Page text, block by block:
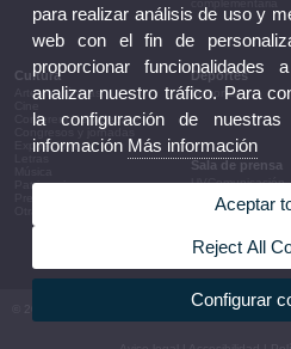
Cultura
Artes escénicas
Conferencias y debates
Congresos y jornadas
Exposiciones
Patrimonio
Deportes
Deportes
Sala de prensa
UVComunicación
Notas de prensa
Agenda de
Información
© 2026 UV. - Av. Blasco Ibáñez, 13. 46010
para realizar análisis de uso y
web con el fin de
proporcionar
analizar nuestro tráfico. Para
la configuración de
información Más información
Aceptar
Reject All
Configurar